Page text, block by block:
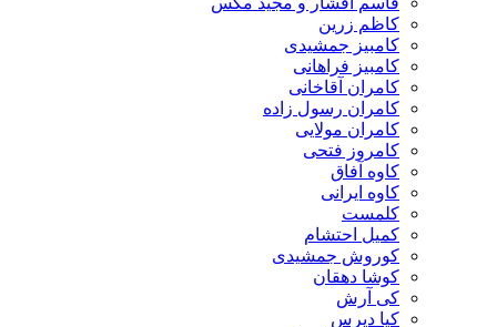
کاظم زرین
کامبیز جمشیدی
کامبیز فراهانی
کامران آقاخانی
کامران رسول زاده
کامران مولایی
کامروز فتحی
کاوه آفاق
کاوه ایرانی
کلمست
کمیل احتشام
کوروش جمشیدی
کوشا دهقان
کی آرش
کیا دپرس